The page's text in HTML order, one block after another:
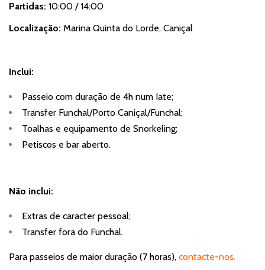
Partidas: 10:00 / 14:00
Localização: Marina Quinta do Lorde, Caniçal
Inclui:
Passeio com duração de 4h num Iate;
Transfer Funchal/Porto Caniçal/Funchal;
Toalhas e equipamento de Snorkeling;
Petiscos e bar aberto.
Não inclui:
Extras de caracter pessoal;
Transfer fora do Funchal.
Para passeios de maior duração (7 horas), contacte-nos.